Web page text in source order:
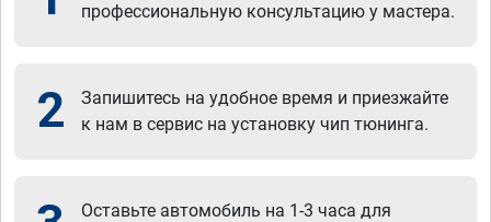
профессиональную консультацию у мастера.
2
Запишитесь на удобное время и приезжайте
к нам в сервис на установку чип тюнинга.
Оставьте автомобиль на 1-3 часа для